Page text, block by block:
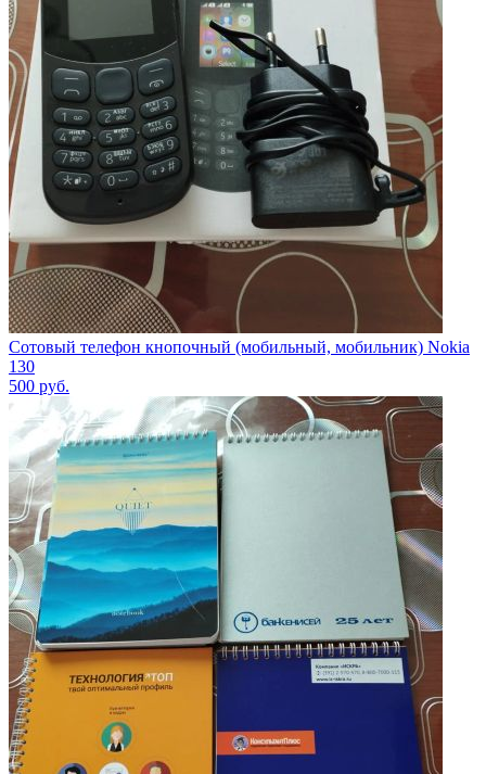
Сотовый телефон кнопочный (мобильный, мобильник) Nokia
130
500 руб.